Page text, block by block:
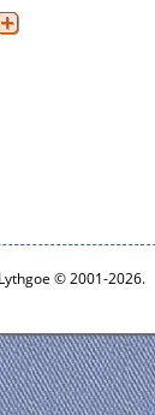
© 2001-2026.